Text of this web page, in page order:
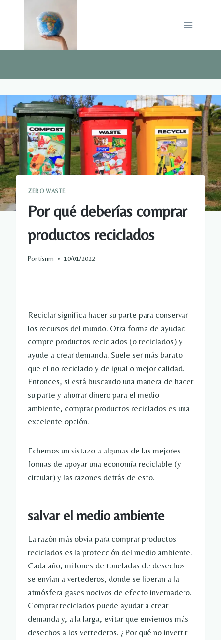
ZERO WASTE
Por qué deberías comprar
productos reciclados
Portisnm 10/01/2022
Reciclar significa hacer su parte para conservar
los recursos del mundo. Otra forma de ayudar:
compre productos reciclados (o reciclados) y
ayude a crear demanda. Suele ser más barato
que el no reciclado y de igual o mejor calidad.
Entonces, si está buscando una manera de hacer
su parte y ahorrar dinero para el medio
ambiente, comprar productos reciclados es una
excelente opción.
Echemos un vistazo a algunas de las mejores
formas de apoyar una economía reciclable (y
circular) y las razones detrás de esto.
salvar el medio ambiente
La razón más obvia para comprar productos
reciclados es la protección del medio ambiente.
Cada año, millones de toneladas de desechos
se envían a vertederos, donde se liberan a la
atmósfera gases nocivos de efecto invernadero.
Comprar reciclados puede ayudar a crear
demanda y, a la larga, evitar que enviemos más
desechos a los vertederos. ¿Por qué no invertir